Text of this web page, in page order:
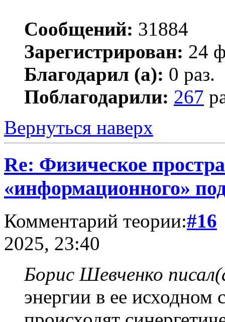
Сообщений: 31884
Зарегистрирован: 24
Благодарил (а): 0 раз.
Поблагодарили: 267
Вернуться наверх
Re: Физическое
«информационного»
Комментарий теории:#16
2025, 23:40
Борис Шевченко
энергии в ее исходном